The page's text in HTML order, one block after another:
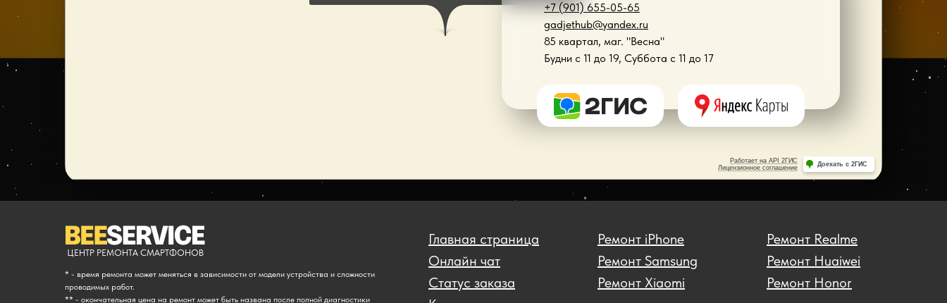
+7 (901) 655-05-65
gadjethub@yandex.ru
85 квартал, маг. "Весна"
Будни с 11 до 19, Суббота с 11 до 17
Главная страница
Статус заказа
Ремонт iPhone
Ремонт Samsung
Ремонт Xiaomi
Ремонт Realme
Ремонт Huaiwei
Ремонт Honor
* - время ремонта может меняться в зависимости от модели устройства и сложности
проводимых работ.
** - окончательная цена на ремонт может быть названа после полной диагностики
Онлайн чат
ЦЕНТР РЕМОНТА СМАРТФОНОВ